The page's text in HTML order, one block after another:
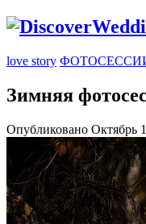
love story
Зимняя
Опубликовано Октябрь